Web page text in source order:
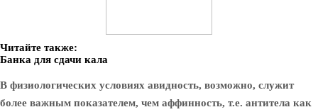
Читайте также:
Банка для сдачи кала
В физиологических условиях авидность, возможно, служит
более важным показателем, чем аффинность, т.е. антитела как